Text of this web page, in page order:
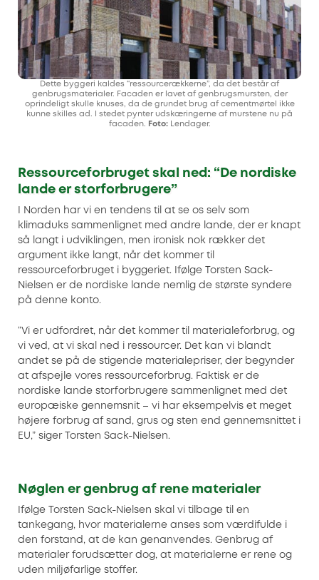
Dette byggeri kaldes “ressourcerækkerne”, da det består af
genbrugsmaterialer. Facaden er lavet af genbrugsmursten, der
oprindeligt skulle knuses, da de grundet brug af cementmørtel ikke
kunne skilles ad. I stedet pynter udskæringerne af murstene nu på
facaden.
Foto: Lendager.
Ressourceforbruget skal ned: “De nordiske
lande er storforbrugere”
I Norden har vi en tendens til at se os selv som
klimaduks sammenlignet med andre lande, der er knapt
så langt i udviklingen, men ironisk nok rækker det
argument ikke langt, når det kommer til
ressourceforbruget i byggeriet. Ifølge Torsten Sack-
Nielsen er de nordiske lande nemlig de største syndere
på denne konto.
“Vi er udfordret, når det kommer til materialeforbrug, og
vi ved, at vi skal ned i ressourcer. Det kan vi blandt
andet se på de stigende materialepriser, der begynder
at afspejle vores ressourceforbrug. Faktisk er de
nordiske lande storforbrugere sammenlignet med det
europæiske gennemsnit – vi har eksempelvis et meget
højere forbrug af sand, grus og sten end gennemsnittet i
EU,” siger Torsten Sack-Nielsen.
Nøglen er genbrug af rene materialer
Ifølge Torsten Sack-Nielsen skal vi tilbage til en
tankegang, hvor materialerne anses som værdifulde i
den forstand, at de kan genanvendes. Genbrug af
materialer forudsætter dog, at materialerne er rene og
uden miljøfarlige stoffer.